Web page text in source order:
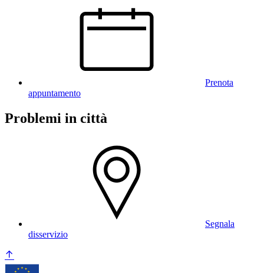
Prenota
appuntamento
Problemi in città
Segnala
disservizio